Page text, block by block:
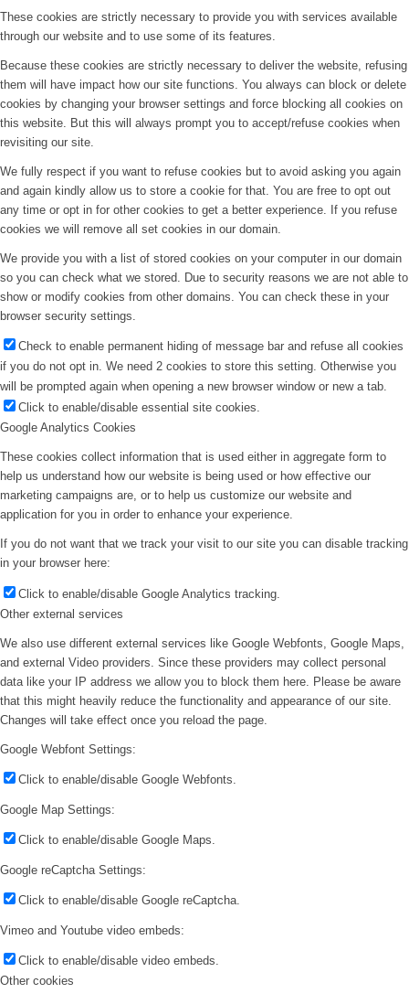
These cookies are strictly necessary to provide you with services available
through our website and to use some of its features.
Because these cookies are strictly necessary to deliver the website, refusing
them will have impact how our site functions. You always can block or delete
cookies by changing your browser settings and force blocking all cookies on
this website. But this will always prompt you to accept/refuse cookies when
revisiting our site.
We fully respect if you want to refuse cookies but to avoid asking you again
and again kindly allow us to store a cookie for that. You are free to opt out
any time or opt in for other cookies to get a better experience. If you refuse
cookies we will remove all set cookies in our domain.
We provide you with a list of stored cookies on your computer in our domain
so you can check what we stored. Due to security reasons we are not able to
show or modify cookies from other domains. You can check these in your
browser security settings.
Check to enable permanent hiding of message bar and refuse all cookies
if you do not opt in. We need 2 cookies to store this setting. Otherwise you
will be prompted again when opening a new browser window or new a tab.
Click to enable/disable essential site cookies.
Google Analytics Cookies
These cookies collect information that is used either in aggregate form to
help us understand how our website is being used or how effective our
marketing campaigns are, or to help us customize our website and
application for you in order to enhance your experience.
If you do not want that we track your visit to our site you can disable tracking
in your browser here:
Click to enable/disable Google Analytics tracking.
Other external services
We also use different external services like Google Webfonts, Google Maps,
and external Video providers. Since these providers may collect personal
data like your IP address we allow you to block them here. Please be aware
that this might heavily reduce the functionality and appearance of our site.
Changes will take effect once you reload the page.
Google Webfont Settings:
Click to enable/disable Google Webfonts.
Google Map Settings:
Click to enable/disable Google Maps.
Google reCaptcha Settings:
Click to enable/disable Google reCaptcha.
Vimeo and Youtube video embeds:
Click to enable/disable video embeds.
Other cookies